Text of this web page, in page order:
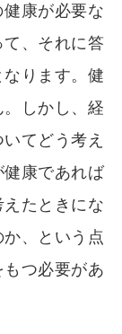
康が必要な
、それに答
ります。健
しかし、経
てどう考え
康であれば
たときにな
、という点
つ必要があ